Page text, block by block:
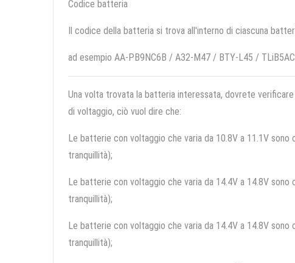
Codice batteria
Il codice della batteria si trova all'interno di ciascuna
ad esempio AA-PB9NC6B / A32-M47 / BTY-L45 / TLiB5AC
Una volta trovata la batteria interessata, dovrete
di voltaggio, ciò vuol dire che:
Le batterie con voltaggio che varia da 10.8V a 11.1V
tranquillità);
Le batterie con voltaggio che varia da 14.4V a 14.8V
tranquillità);
Le batterie con voltaggio che varia da 14.4V a 14.8V
tranquillità);